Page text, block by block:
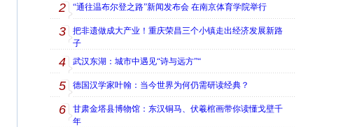
2 “通往温布尔登之路”新闻发布会 在南京体育学院举行
3
把非遗做成大产业！重庆荣昌三个小镇走出经济发展新路
子
4 武汉东湖：城市中遇见“诗与远方”“
5 德国汉学家叶翰：当今世界为何仍需研读经典？
6
甘肃金塔县博物馆：东汉铜马、伏羲棺画带你读懂戈壁千
年